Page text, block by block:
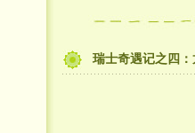
瑞士奇遇记之四